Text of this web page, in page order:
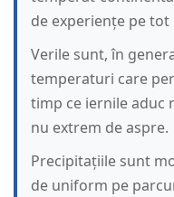
de experiențe pe
Verile sunt, în
temperaturi care
timp ce iernile aduc
nu extrem de aspre.
Precipitațiile sunt
de uniform pe